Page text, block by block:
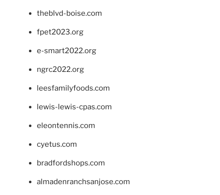
theblvd-boise.com
fpet2023.org
e-smart2022.org
ngrc2022.org
leesfamilyfoods.com
lewis-lewis-cpas.com
eleontennis.com
cyetus.com
bradfordshops.com
almadenranchsanjose.com